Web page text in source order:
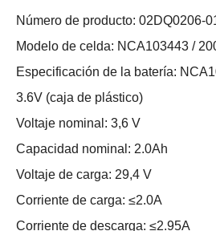
Número de producto: 02DQ0206-
Modelo de celda: NCA103443 /
Especificación de la batería:
3.6V (caja de plástico)
Voltaje nominal: 3,6 V
Capacidad nominal: 2.0Ah
Voltaje de carga: 29,4 V
Corriente de carga: ≤2.0A
Corriente de descarga: ≤2.95A